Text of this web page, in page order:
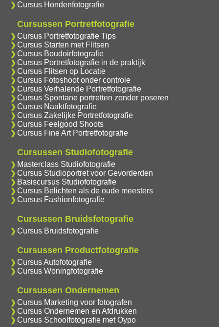
Cursus Hondenfotografie
Cursussen Portretfotografie
Cursus Portretfotografie Tips
Cursus Starten met Flitsen
Cursus Boudoirfotografie
Cursus Portretfotografie in de praktijk
Cursus Flitsen op Locatie
Cursus Fotoshoot onder controle
Cursus Verhalende Portretfotografie
Cursus Spontane portretten zonder poseren
Cursus Naaktfotografie
Cursus Zakelijke Portretfotografie
Cursus Feelgood Shoots
Cursus Fine Art Portretfotografie
Cursussen Studiofotografie
Masterclass Studiofotografie
Cursus Studioportret voor Gevorderden
Basiscursus Studiofotografie
Cursus Belichten als de oude meesters
Cursus Fashionfotografie
Cursussen Bruidsfotografie
Cursus Bruidsfotografie
Cursussen Productfotografie
Cursus Autofotografie
Cursus Woningfotografie
Cursussen Ondernemen
Cursus Marketing voor fotografen
Cursus Ondernemen en Afdrukken
Cursus Schoolfotografie met Oypo